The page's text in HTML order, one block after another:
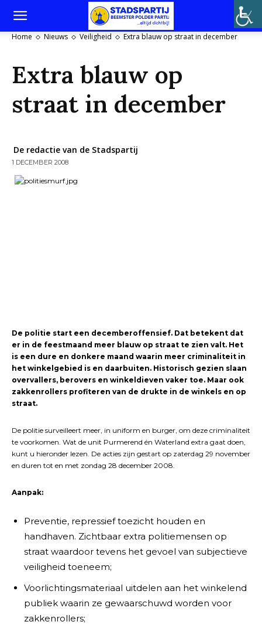
Home Nieuws Veiligheid Extra blauw op straat in december
Extra blauw op
straat in december
De redactie van de Stadspartij
1 DECEMBER 2008
De politie start een decemberoffensief. Dat betekent dat
er in de feestmaand meer blauw op straat te zien valt. Het
is een dure en donkere maand waarin meer criminaliteit in
het winkelgebied is en daarbuiten. Historisch gezien slaan
overvallers, berovers en winkeldieven vaker toe. Maar ook
zakkenrollers profiteren van de drukte in de winkels en op
straat.
De politie surveilleert meer, in uniform en burger, om deze criminaliteit
te voorkomen. Wat de unit Purmerend én Waterland extra gaat doen,
kunt u hieronder lezen. De acties zijn gestart op zaterdag 29 november
en duren tot en met zondag 28 december 2008.
Aanpak:
Preventie, repressief toezicht houden en
handhaven. Zichtbaar extra politiemensen op
straat waardoor tevens het gevoel van subjectieve
veiligheid toeneem;
Voorlichtingsmateriaal uitdelen aan het winkelend
publiek waarin ze gewaarschuwd worden voor
zakkenrollers;